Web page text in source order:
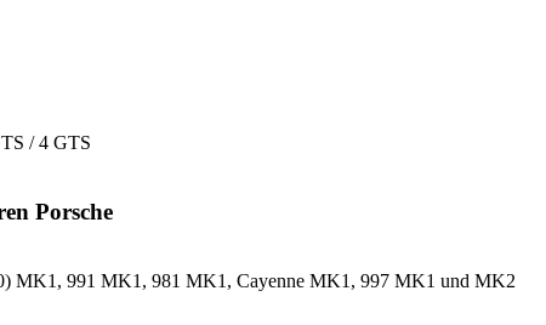
/ 4 GTS
Porsche
MK1, 991 MK1, 981 MK1, Cayenne MK1, 997 MK1 und MK2